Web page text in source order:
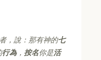
，說：那有神的七
行為， 按名你是活